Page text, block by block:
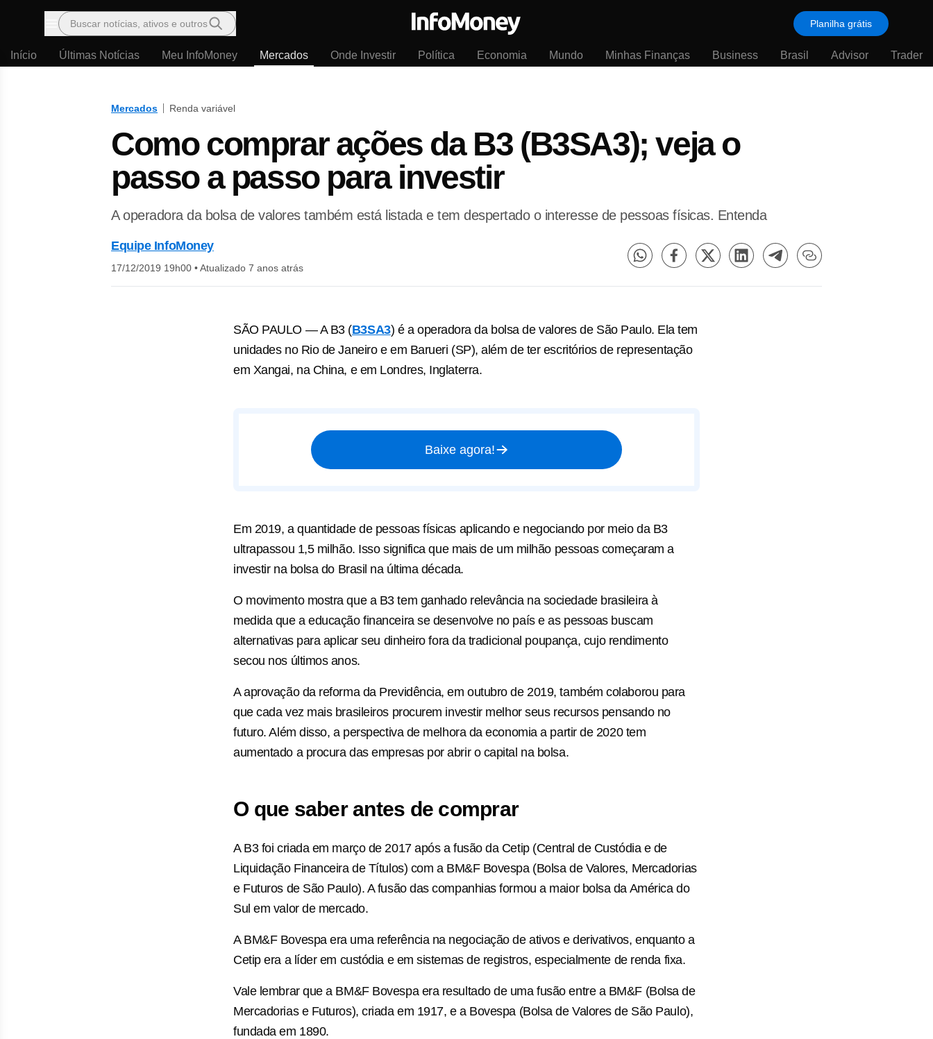
Menu
Buscar notícias, ativos e outros Planilha grátis
Início Últimas Notícias Meu InfoMoney Mercados Onde Investir Política Economia Mundo Minhas Finanças Business Brasil Advisor Trader
Mercados Renda variável
Como comprar ações da B3 (B3SA3); veja o
passo a passo para investir
A operadora da bolsa de valores também está listada e tem despertado o interesse de pessoas físicas. Entenda
Equipe InfoMoney
17/12/2019 19h00 •Atualizado 7 anos atrás
SÃO PAULO — A B3 (B3SA3) é a operadora da bolsa de valores de São Paulo. Ela tem
unidades no Rio de Janeiro e em Barueri (SP), além de ter escritórios de representação
em Xangai, na China, e em Londres, Inglaterra.
Baixe agora!
Em 2019, a quantidade de pessoas físicas aplicando e negociando por meio da B3
ultrapassou 1,5 milhão. Isso significa que mais de um milhão pessoas começaram a
investir na bolsa do Brasil na última década.
O movimento mostra que a B3 tem ganhado relevância na sociedade brasileira à
medida que a educação financeira se desenvolve no país e as pessoas buscam
alternativas para aplicar seu dinheiro fora da tradicional poupança, cujo rendimento
secou nos últimos anos.
A aprovação da reforma da Previdência, em outubro de 2019, também colaborou para
que cada vez mais brasileiros procurem investir melhor seus recursos pensando no
futuro. Além disso, a perspectiva de melhora da economia a partir de 2020 tem
aumentado a procura das empresas por abrir o capital na bolsa.
O que saber antes de comprar
A B3 foi criada em março de 2017 após a fusão da Cetip (Central de Custódia e de
Liquidação Financeira de Títulos) com a BM&F Bovespa (Bolsa de Valores, Mercadorias
e Futuros de São Paulo). A fusão das companhias formou a maior bolsa da América do
Sul em valor de mercado.
A BM&F Bovespa era uma referência na negociação de ativos e derivativos, enquanto a
Cetip era a líder em custódia e em sistemas de registros, especialmente de renda fixa.
Vale lembrar que a BM&F Bovespa era resultado de uma fusão entre a BM&F (Bolsa de
Mercadorias e Futuros), criada em 1917, e a Bovespa (Bolsa de Valores de São Paulo),
fundada em 1890.